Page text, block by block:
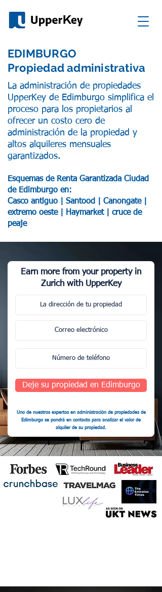
EDIMBURGO
Propiedad administrativa
La administración de propiedades
UpperKey de Edimburgo simplifica el
proceso para los propietarios al
ofrecer un costo cero de
administración de la propiedad y
altos alquileres mensuales
garantizados.
Esquemas de Renta Garantizada Ciudad
de Edimburgo en:
Casco antiguo | Santood | Canongate |
extremo oeste | Haymarket | cruce de
peaje
Earn more from your property in
Zurich with UpperKey
Deje su propiedad en Edimburgo
Uno de nuestros expertos en administración de propiedades de
Edimburgo se pondrá en contacto para analizar el valor de
alquiler de su propiedad.